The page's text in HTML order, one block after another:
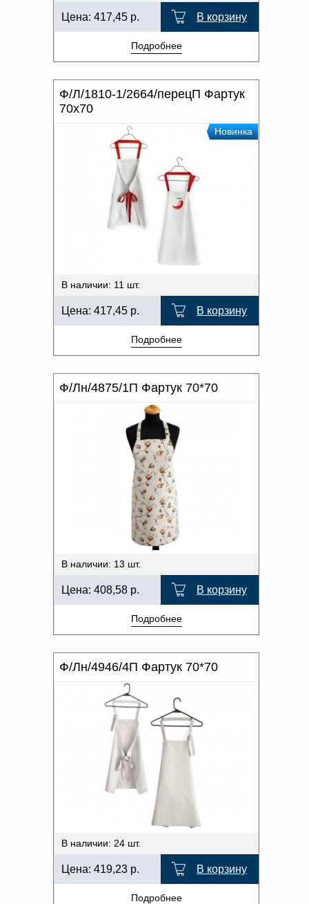
Цена: 417,45 р. В корзину
Подробнее
Ф/Л/1810-1/2664/перецП Фартук
70x70
Новинка
В наличии: 11 шт.
Цена: 417,45 р. В корзину
Подробнее
Ф/Лн/4875/1П Фартук 70*70
В наличии: 13 шт.
Цена: 408,58 р. В корзину
Подробнее
Ф/Лн/4946/4П Фартук 70*70
В наличии: 24 шт.
Цена: 419,23 р. В корзину
Подробнее